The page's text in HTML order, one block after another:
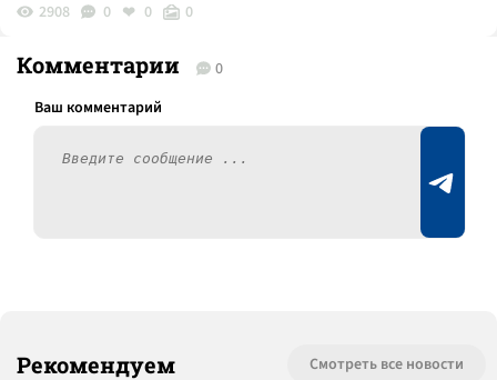
2908 0 0 0
Комментарии 0
Рекомендуем Смотреть все новости